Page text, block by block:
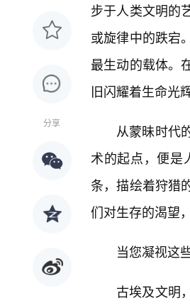
分享
步于人类文明的
或旋律中的跌宕
最生动的载体。
旧闪耀着生命光
从蒙昧时代
术的起点，便是
条，描绘着狩猎
们对生存的渴望
当您凝视这
古埃及文明